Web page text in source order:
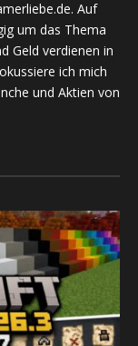
Auf
um das Thema
Geld verdienen in
ich mich
und Aktien von